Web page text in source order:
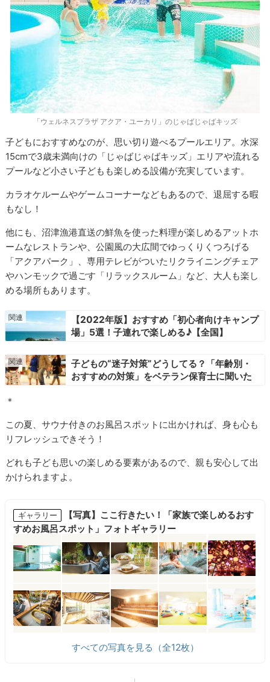
「ウェルネスプラザ アクア・ユーカリ」のじゃばじゃばキッズ
子どもにおすすめなのが、思い切り遊べるプールエリア。水深
15cmで3歳未満向けの「じゃばじゃばキッズ」エリアや流れる
プールなど小さい子どもも楽しめる設備が充実しています。
カラオケルームやゲームコーナーなどもあるので、退屈する暇
もなし！
他にも、沼津漁港直送の鮮魚を使った料理が楽しめるアットホ
ームなレストランや、公園風の大広間でゆっくりくつろげる
「アクアパーク」、専用テレビがついたリクライニングチェア
やハンモックで過ごす「リラックスルーム」など、大人も楽し
める場所もあります。
【2022年版】おすすめ「初心者向けキャンプ
場」5選！子連れで楽しめる♪【全国】
子どもの“迷子対策”どうしてる？「年齢別・
おすすめの対策」をベテラン保育士に聞いた
＊
この夏、サウナ付きのお風呂スポットに出かければ、身も心も
リフレッシュできそう！
どれも子ども思いの楽しめる要素があるので、親も安心して出
かけられますよ。
ギャラリー
【写真】ここ行きたい！「家族で楽しめるおす
すめお風呂スポット」フォトギャラリー
すべての写真を見る（全12枚）